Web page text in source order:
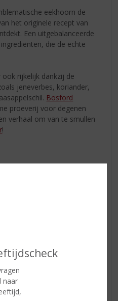
naar
eekhoorn de
het originele recept van
​​Een uitgebalanceerde
die de echte
rijkelijk dankzij de
jeneverbes, koriander,
Bosford
proeverij voor degenen
verhaal om van te smullen
!